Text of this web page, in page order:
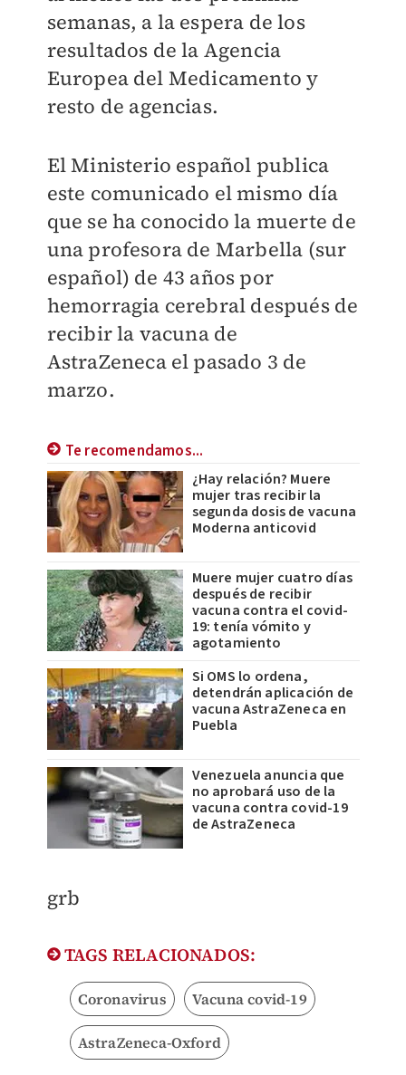
semanas, a la espera de los
resultados de la Agencia
Europea del Medicamento y
resto de agencias.
El Ministerio español publica
este comunicado el mismo día
que se ha conocido la muerte de
una profesora de Marbella (sur
español) de 43 años por
hemorragia cerebral después de
recibir la vacuna de
AstraZeneca el pasado 3 de
marzo.
Te recomendamos...
¿Hay relación? Muere
mujer tras recibir la
segunda dosis de vacuna
Moderna anticovid
Muere mujer cuatro días
después de recibir
vacuna contra el covid-
19: tenía vómito y
agotamiento
Si OMS lo ordena,
detendrán aplicación de
vacuna AstraZeneca en
Puebla
Venezuela anuncia que
no aprobará uso de la
vacuna contra covid-19
de AstraZeneca
​grb
TAGS RELACIONADOS:
Coronavirus Vacuna covid-19
AstraZeneca-Oxford